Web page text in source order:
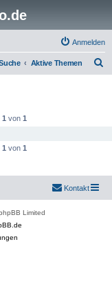
Anmelden
Aktive Themen
1 von 1
1 von 1
Kontakt
Limited